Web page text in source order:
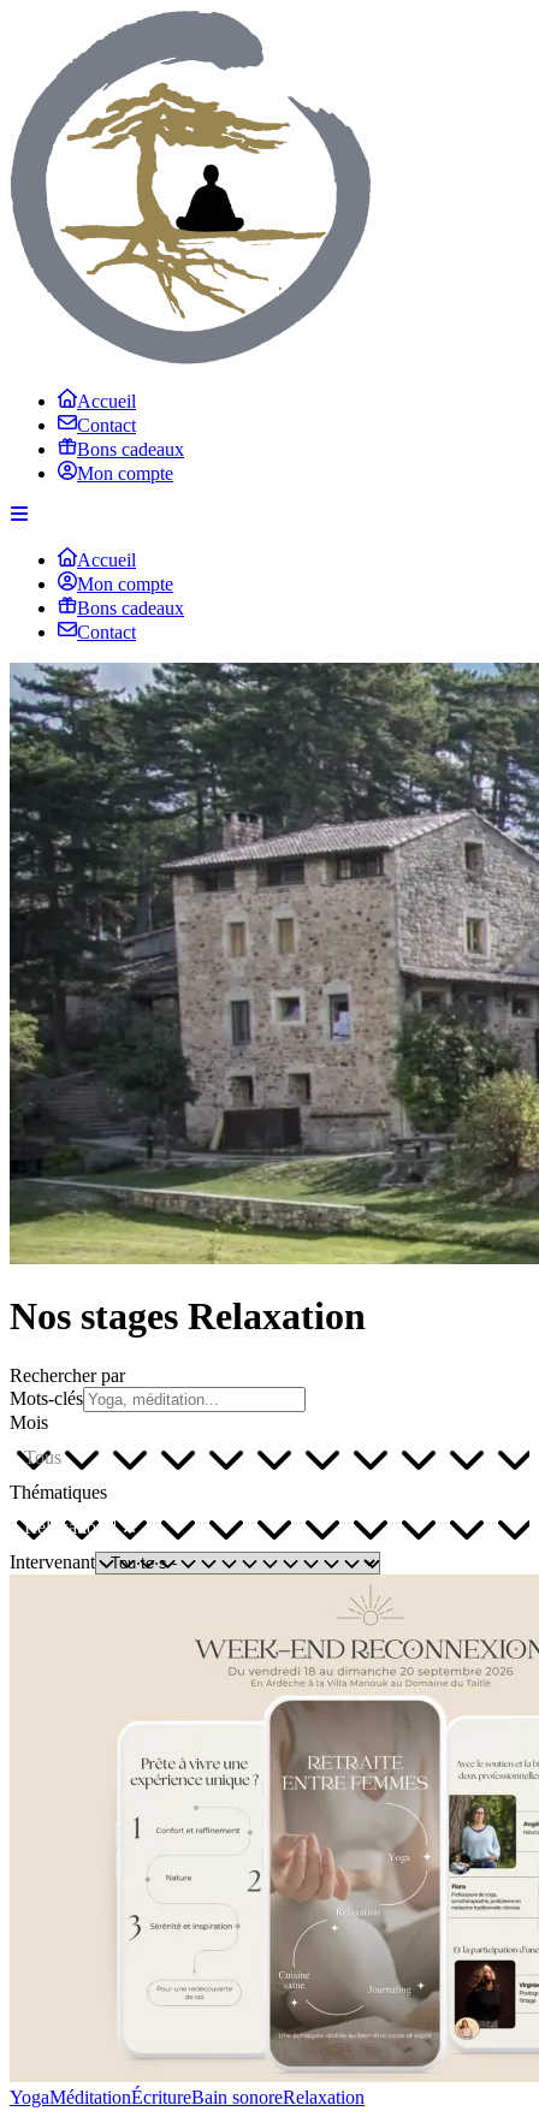
Accueil
Contact
Bons cadeaux
Mon compte
Accueil
Mon compte
Bons cadeaux
Contact
Nos stages Relaxation
Rechercher par
Mots-clés
Mois
Tous
Thématiques
Relaxation
Intervenant
YogaMéditationÉcritureBain sonoreRelaxation